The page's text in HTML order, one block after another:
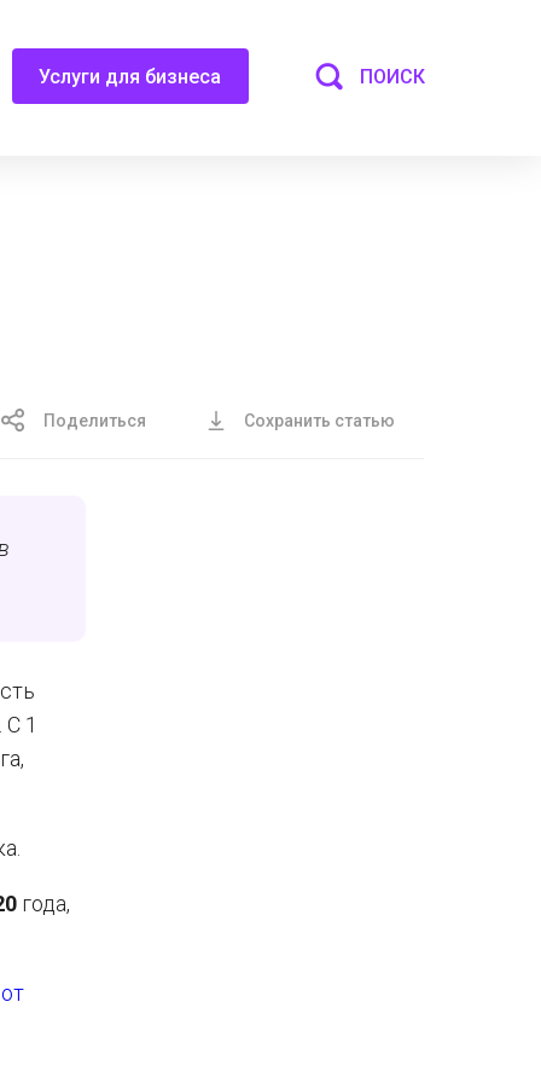
Услуги для бизнеса ПОИСК
Поделиться Сохранить статью
1
года,